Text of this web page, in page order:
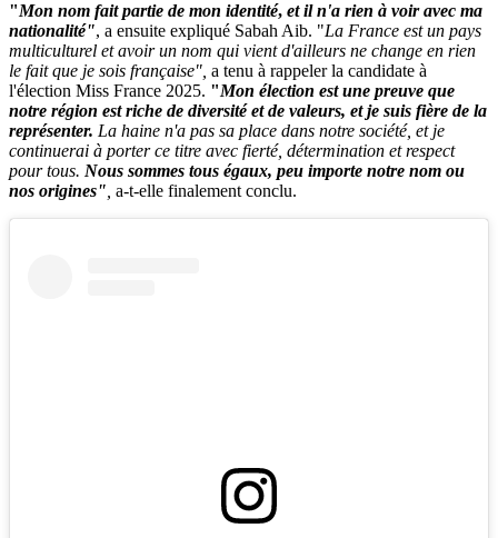
"Mon nom fait partie de mon identité, et il n'a rien à voir avec ma
nationalité", a ensuite expliqué Sabah Aib. "La France est un pays
multiculturel et avoir un nom qui vient d'ailleurs ne change en rien
le fait que je sois française", a tenu à rappeler la candidate à
l'élection Miss France 2025. "Mon élection est une preuve que
notre région est riche de diversité et de valeurs, et je suis fière de la
représenter. La haine n'a pas sa place dans notre société, et je
continuerai à porter ce titre avec fierté, détermination et respect
pour tous. Nous sommes tous égaux, peu importe notre nom ou
nos origines", a-t-elle finalement conclu.